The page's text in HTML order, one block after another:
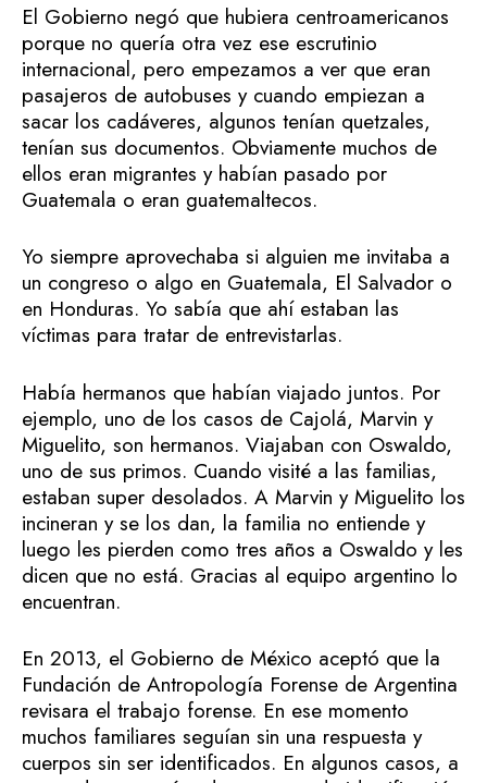
El Gobierno negó que hubiera centroamericanos
porque no quería otra vez ese escrutinio
internacional, pero empezamos a ver que eran
pasajeros de autobuses y cuando empiezan a
sacar los cadáveres, algunos tenían quetzales,
tenían sus documentos. Obviamente muchos de
ellos eran migrantes y habían pasado por
Guatemala o eran guatemaltecos.
Yo siempre aprovechaba si alguien me invitaba a
un congreso o algo en Guatemala, El Salvador o
en Honduras. Yo sabía que ahí estaban las
víctimas para tratar de entrevistarlas.
Había hermanos que habían viajado juntos. Por
ejemplo, uno de los casos de Cajolá, Marvin y
Miguelito, son hermanos. Viajaban con Oswaldo,
uno de sus primos. Cuando visité a las familias,
estaban super desolados. A Marvin y Miguelito los
incineran y se los dan, la familia no entiende y
luego les pierden como tres años a Oswaldo y les
dicen que no está. Gracias al equipo argentino lo
encuentran.
En 2013, el Gobierno de México aceptó que la
Fundación de Antropología Forense de Argentina
revisara el trabajo forense. En ese momento
muchos familiares seguían sin una respuesta y
cuerpos sin ser identificados. En algunos casos, a